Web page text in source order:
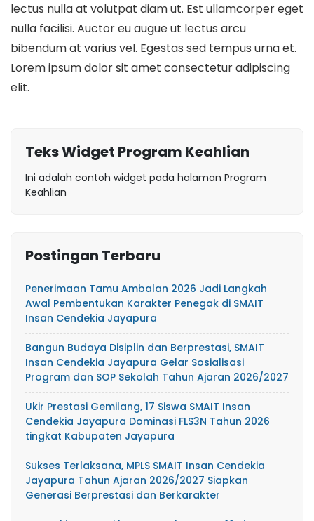
lectus nulla at volutpat diam ut. Est ullamcorper eget
nulla facilisi. Auctor eu augue ut lectus arcu
bibendum at varius vel. Egestas sed tempus urna et.
Lorem ipsum dolor sit amet consectetur adipiscing
elit.
Teks Widget Program Keahlian
Ini adalah contoh widget pada halaman Program
Keahlian
Postingan Terbaru
Penerimaan Tamu Ambalan 2026 Jadi Langkah
Awal Pembentukan Karakter Penegak di SMAIT
Insan Cendekia Jayapura
Bangun Budaya Disiplin dan Berprestasi, SMAIT
Insan Cendekia Jayapura Gelar Sosialisasi
Program dan SOP Sekolah Tahun Ajaran 2026/2027
Ukir Prestasi Gemilang, 17 Siswa SMAIT Insan
Cendekia Jayapura Dominasi FLS3N Tahun 2026
tingkat Kabupaten Jayapura
Sukses Terlaksana, MPLS SMAIT Insan Cendekia
Jayapura Tahun Ajaran 2026/2027 Siapkan
Generasi Berprestasi dan Berkarakter